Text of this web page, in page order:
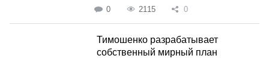
0 2115 0
Тимошенко разрабатывает
собственный мирный план